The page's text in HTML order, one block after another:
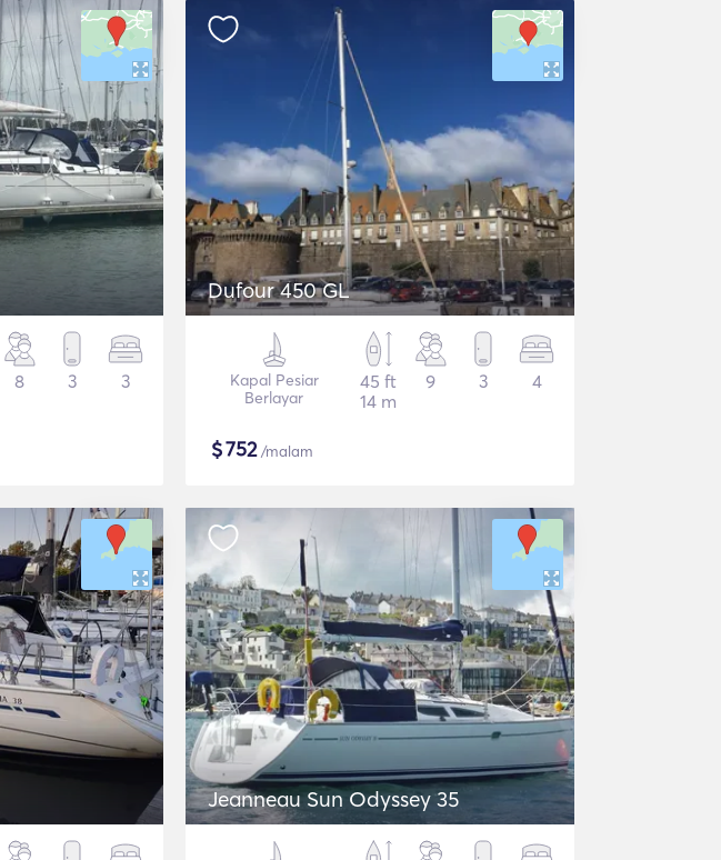
8 3 3
Dufour 450 GL
Kapal Pesiar
Berlayar
45 ft
14 m
9 3 4
$752/malam
Jeanneau Sun Odyssey 35